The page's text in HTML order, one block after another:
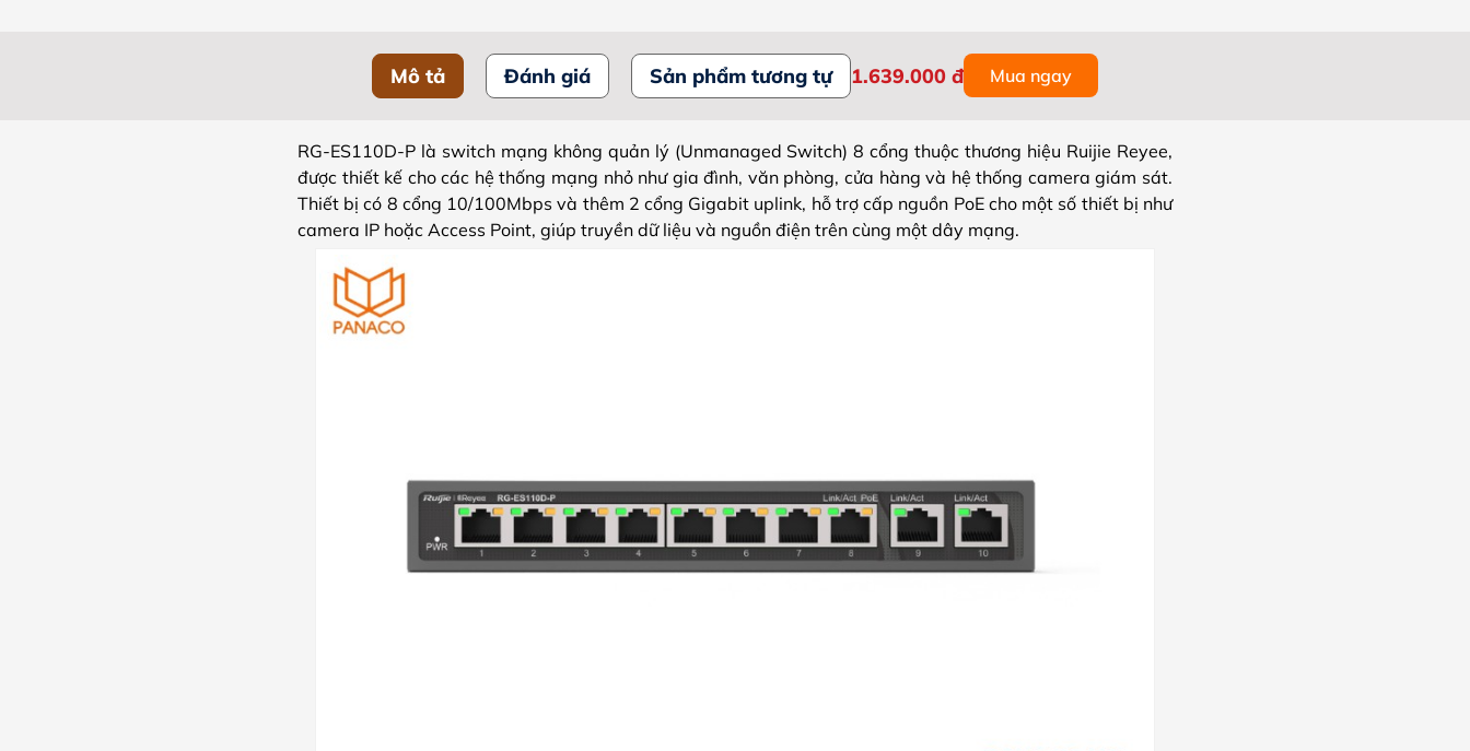
Mô tả Đánh giá Sản phẩm tương tự 1.639.000 đ Mua ngay
RG-ES110D-P là switch mạng không quản lý (Unmanaged Switch) 8 cổng thuộc thương hiệu Ruijie Reyee,
được thiết kế cho các hệ thống mạng nhỏ như gia đình, văn phòng, cửa hàng và hệ thống camera giám sát.
Thiết bị có 8 cổng 10/100Mbps và thêm 2 cổng Gigabit uplink, hỗ trợ cấp nguồn PoE cho một số thiết bị như
camera IP hoặc Access Point, giúp truyền dữ liệu và nguồn điện trên cùng một dây mạng.